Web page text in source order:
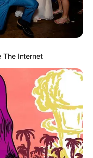
Cartagena
NEWS
The Internet